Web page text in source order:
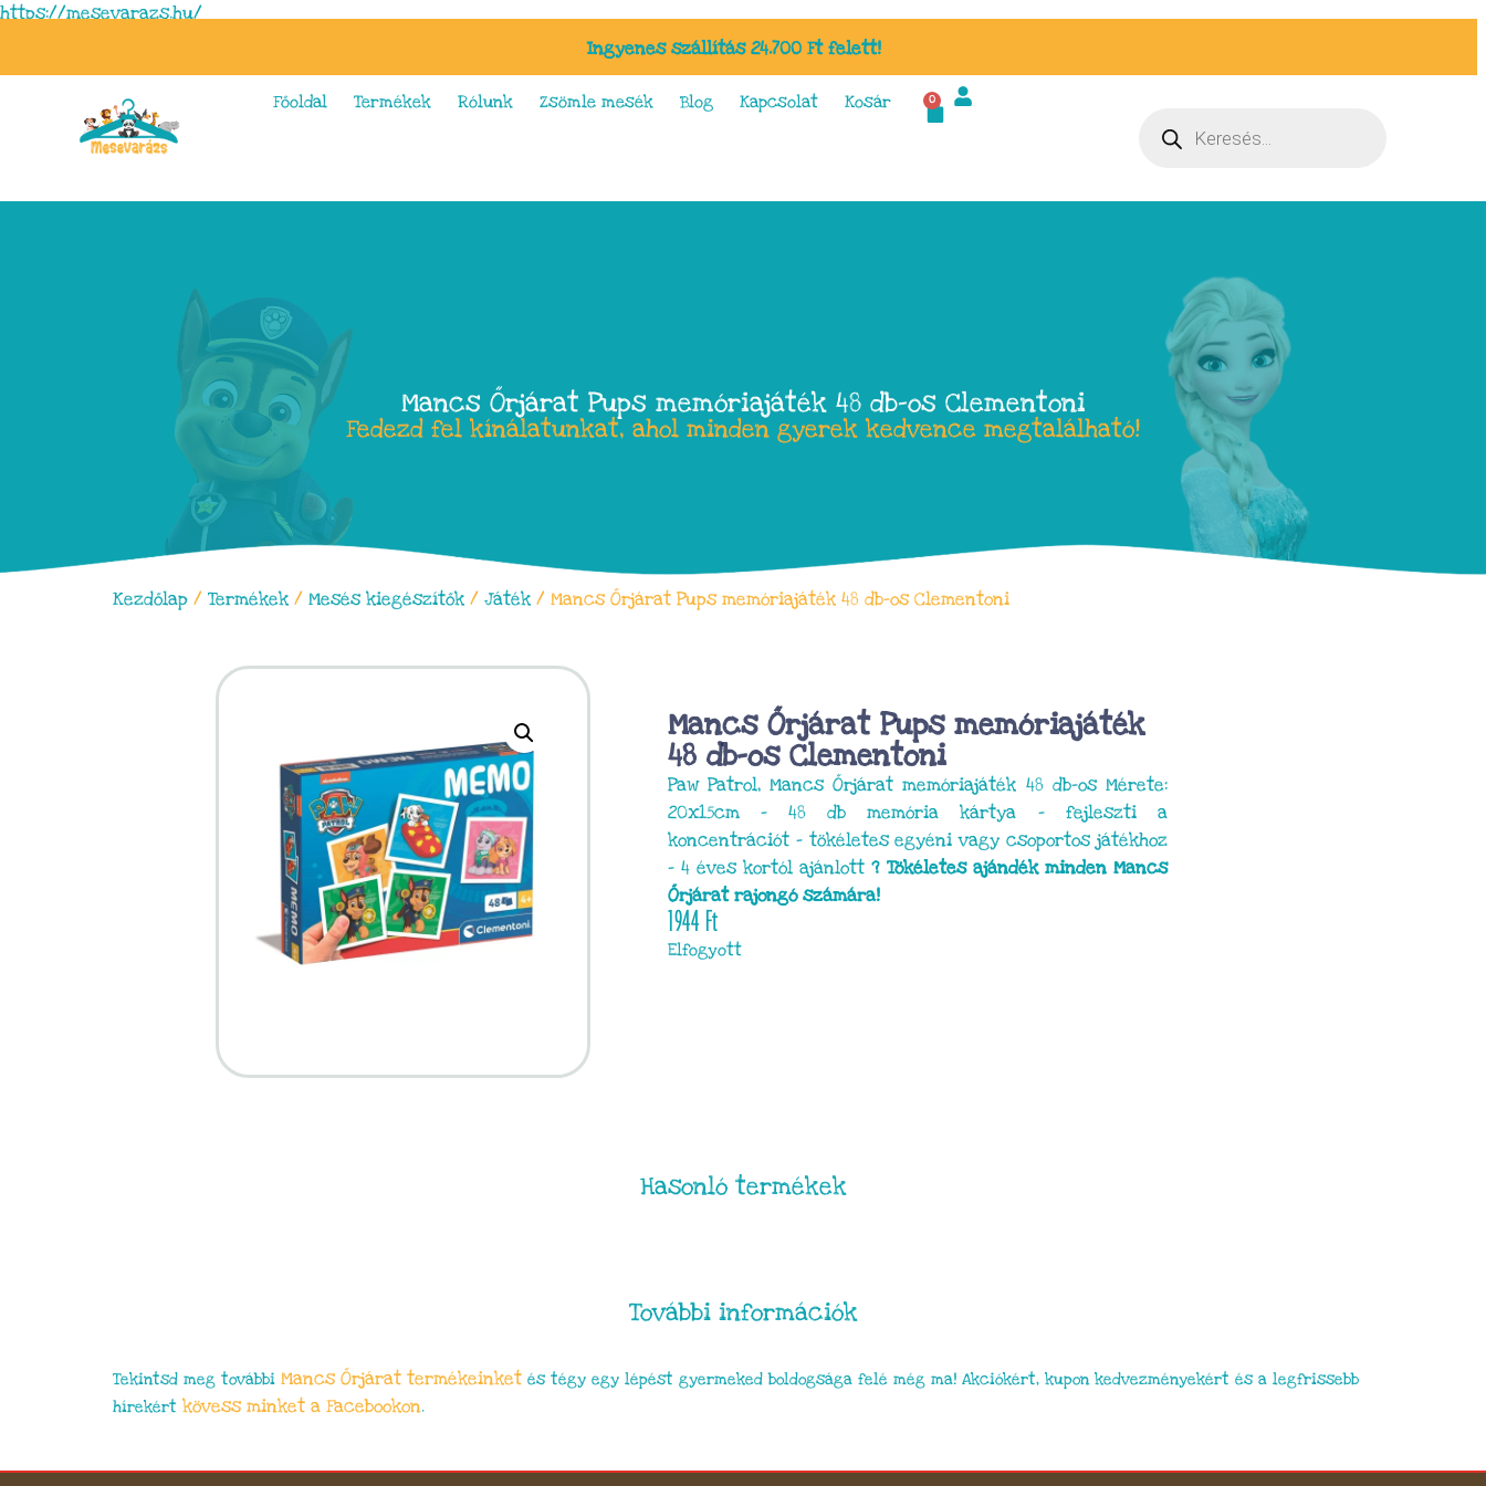
https://mesevarazs.hu/
Ingyenes szállítás 24.700 Ft felett!
Főoldal Termékek Rólunk Zsömle mesék Blog Kapcsolat Kosár 0
Mancs Őrjárat Pups memóriajáték 48 db-os Clementoni
Fedezd fel kínálatunkat, ahol minden gyerek kedvence megtalálható!
Kezdőlap / Termékek / Mesés kiegészítők / Játék / Mancs Őrjárat Pups memóriajáték 48 db-os Clementoni
Mancs Őrjárat Pups memóriajáték
48 db-os Clementoni
Paw Patrol, Mancs Őrjárat memóriajáték 48 db-os Mérete:
20x15cm – 48 db memória kártya – fejleszti a
koncentrációt – tökéletes egyéni vagy csoportos játékhoz
– 4 éves kortól ajánlott? Tökéletes ajándék minden Mancs
Őrjárat rajongó számára!
1944Ft
Elfogyott
Hasonló termékek
További információk
Tekintsd meg további Mancs Őrjárat termékeinket és tégy egy lépést gyermeked boldogsága felé még ma! Akciókért, kupon kedvezményekért és a legfrissebb
hírekért kövess minket a Facebookon.